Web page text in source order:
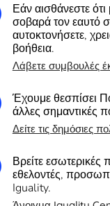
Εάν αισθάνεστε
σοβαρά τον εαυτό
αυτοκτονήσετε,
βοήθεια.
Λάβετε συμβουλές
Έχουμε θεσπίσει
άλλες σημαντικές
Δείτε τις δημόσιες
Βρείτε εσωτερικές
εθελοντές,
Iguality.